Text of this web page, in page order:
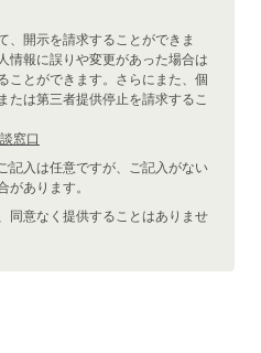
、開示を請求することができま
情報に誤りや変更があった場合は
ことができます。さらにまた、個
たは第三者提供停止を請求するこ
窓口
記入は任意ですが、ご記入がない
があります。
同意なく提供することはありませ